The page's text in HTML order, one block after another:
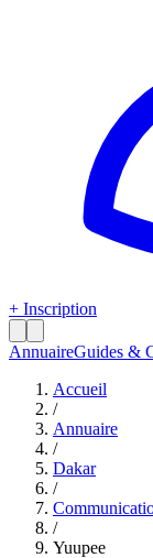
+ Inscription
AnnuaireGuides &
Accueil
/
Annuaire
/
Dakar
/
/
Yuupee